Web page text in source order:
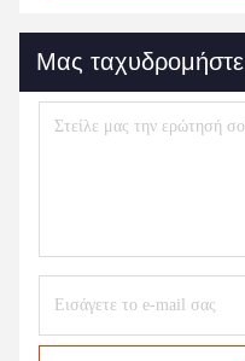
Μας ταχυδρομήστε